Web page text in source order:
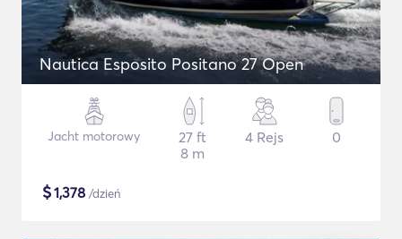
Nautica Esposito Positano 27 Open
Jacht motorowy
27 ft
8 m
4 Rejs 0
$1,378 /dzień